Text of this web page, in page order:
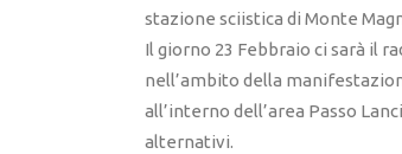
stazione sciistica di Monte
Il giorno 23 Febbraio ci sarà il
nell’ambito della
all’interno dell’area Passo
alternativi.